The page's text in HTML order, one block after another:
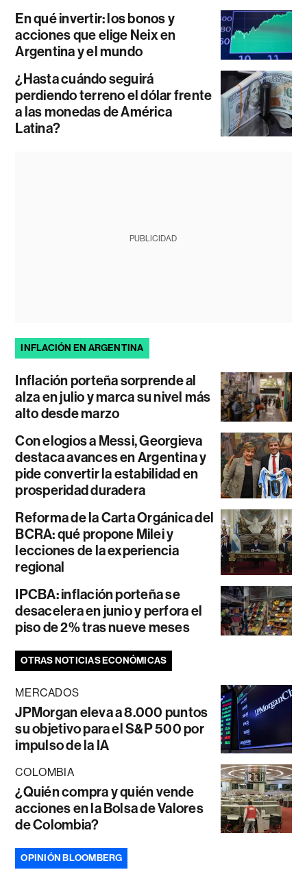
En qué invertir: los bonos y
acciones que elige Neix en
Argentina y el mundo
¿Hasta cuándo seguirá
perdiendo terreno el dólar frente
a las monedas de América
Latina?
PUBLICIDAD
INFLACIÓN EN ARGENTINA
Inflación porteña sorprende al
alza en julio y marca su nivel más
alto desde marzo
Con elogios a Messi, Georgieva
destaca avances en Argentina y
pide convertir la estabilidad en
prosperidad duradera
Reforma de la Carta Orgánica del
BCRA: qué propone Milei y
lecciones de la experiencia
regional
IPCBA: inflación porteña se
desacelera en junio y perfora el
piso de 2% tras nueve meses
OTRAS NOTICIAS ECONÓMICAS
MERCADOS
JPMorgan eleva a 8.000 puntos
su objetivo para el S&P 500 por
impulso de la IA
COLOMBIA
¿Quién compra y quién vende
acciones en la Bolsa de Valores
de Colombia?
OPINIÓN BLOOMBERG